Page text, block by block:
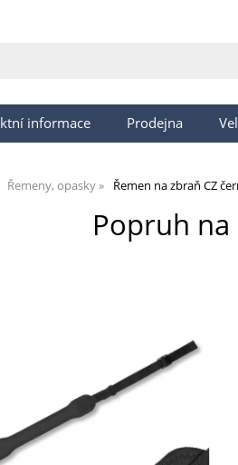
informace Prodejna
Řemeny, opasky Řemen na zbraň CZ
Popruh na